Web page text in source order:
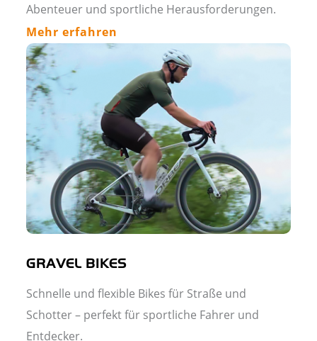
Abenteuer und sportliche Herausforderungen.
Mehr erfahren
GRAVEL BIKES
Schnelle und flexible Bikes für Straße und
Schotter – perfekt für sportliche Fahrer und
Entdecker.